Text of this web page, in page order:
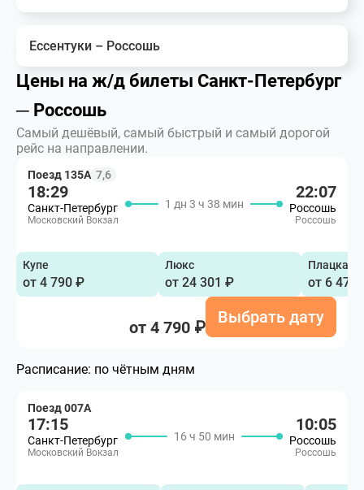
Ессентуки – Россошь
Цены на ж/д билеты Санкт-Петербург
─ Россошь
Самый дешёвый, самый быстрый и самый дорогой
рейс на направлении.
Поезд 135А 7,6
18:29
Санкт-Петербург
Московский Вокзал
1 дн 3 ч 38 мин
22:07
Россошь
Россошь
Купе
от 4 790 ₽
Люкс
от 24 301 ₽
Плацкарт
от 6 473
от 4 790 ₽
Выбрать дату
Расписание: по чётным дням
Поезд 007А
17:15
Санкт-Петербург
Московский Вокзал
16 ч 50 мин
10:05
Россошь
Россошь